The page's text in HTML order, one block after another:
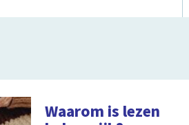
Waarom is lezen